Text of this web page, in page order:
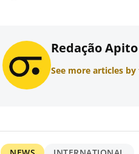
Redação
See more articles